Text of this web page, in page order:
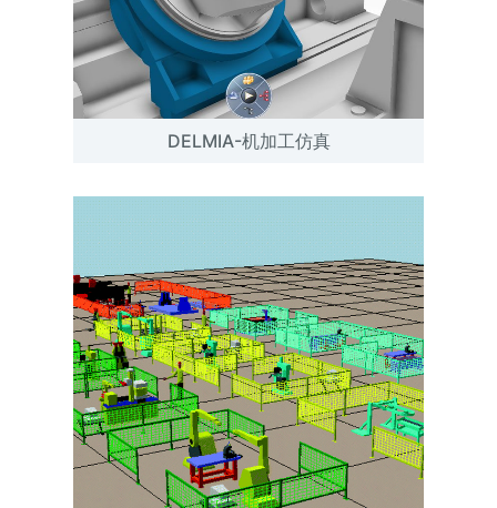
DELMIA-机加工仿真